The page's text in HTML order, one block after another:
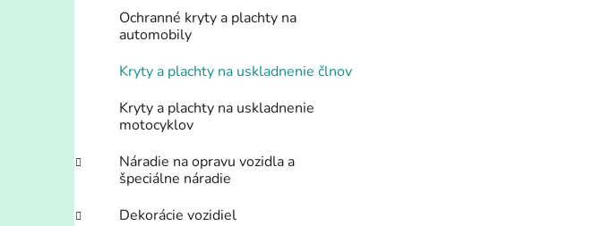
Ochranné kryty a plachty na
automobily
Kryty a plachty na uskladnenie člnov
Kryty a plachty na uskladnenie
motocyklov
Náradie na opravu vozidla a
špeciálne náradie
Dekorácie vozidiel